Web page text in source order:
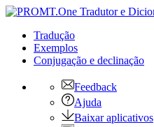
Tradução
Exemplos
Conjugação e declinação
Feedback
Ajuda
Baixar aplicativos